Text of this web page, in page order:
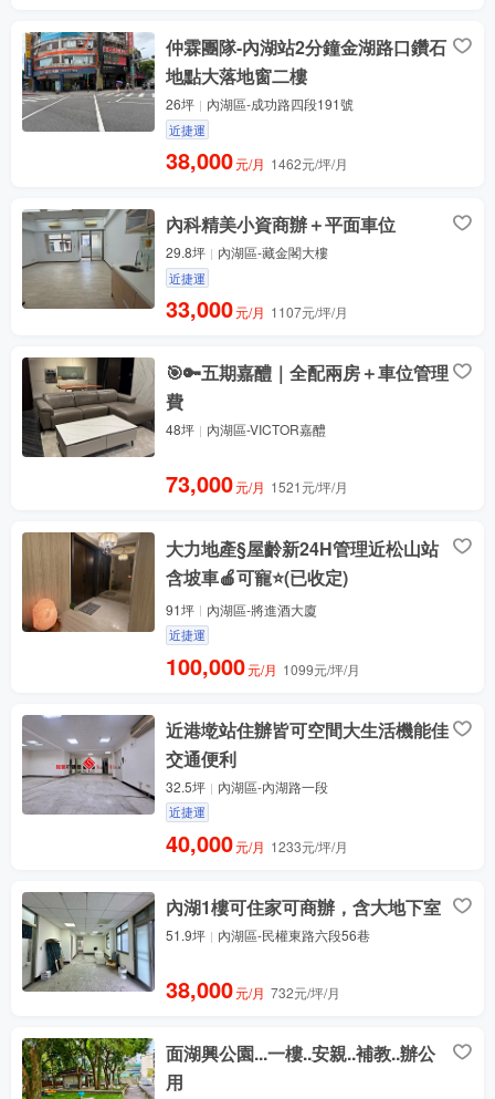
仲霖團隊-內湖站2分鐘金湖路口鑽石
地點大落地窗二樓
26坪 內湖區-成功路四段191號
近捷運
38,000元/月 1462元/坪/月
內科精美小資商辦＋平面車位
29.8坪 內湖區-藏金閣大樓
近捷運
33,000元/月 1107元/坪/月
🎯🔑五期嘉醴｜全配兩房＋車位管理
費
48坪 內湖區-VICTOR嘉醴
73,000元/月 1521元/坪/月
大力地產§屋齡新24H管理近松山站
含坡車🍎可寵⭐(已收定)
91坪 內湖區-將進酒大廈
近捷運
100,000元/月 1099元/坪/月
近港墘站住辦皆可空間大生活機能佳
交通便利
32.5坪 內湖區-內湖路一段
近捷運
40,000元/月 1233元/坪/月
內湖1樓可住家可商辦，含大地下室
51.9坪 內湖區-民權東路六段56巷
38,000元/月 732元/坪/月
面湖興公園...一樓..安親..補教..辦公
用